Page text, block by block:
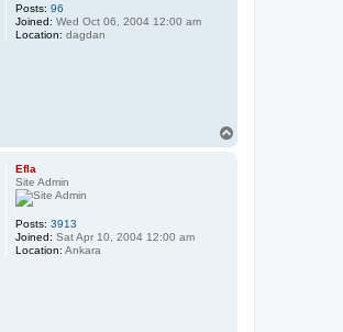
Posts: 96
Joined: Wed Oct 06, 2004 12:00 am
Location: dagdan
Efla
Site Admin
Posts: 3913
Joined: Sat Apr 10, 2004 12:00 am
Location: Ankara